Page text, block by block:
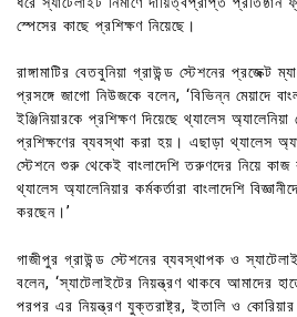
স্পেসের কাছে প্রশিক্ষণ নিয়েছে।
রাঙ্গামাটির বেতবুনিয়া গ্রাউন্ড স্টেশনের প্রজেক্ট
প্রসঙ্গে জাগো নিউজকে বলেন, ‘বিভিন্ন মেয়াদে
ইঞ্জিনিয়ারকে প্রশিক্ষণ দিয়েছে থ্যালেস
প্রশিক্ষণের ব্যবস্থা করা হয়। এছাড়া থ্যালেস
স্টেশনে শুরু থেকেই বাংলাদেশি তরুণদের নিয়ে
থ্যালেস অ্যালেনিয়ার কর্মকর্তারা বাংলাদেশি
করছেন।’
গাজীপুর গ্রাউন্ড স্টেশনের ব্যবস্থাপক ও
বলেন, ‘স্যাটেলাইটের নিয়ন্ত্রণ থাকবে আমাদের
পরপর এর নিয়ন্ত্রণ যুক্তরাষ্ট্র, ইতালি ও কোরিয়ার